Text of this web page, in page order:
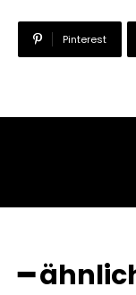
Pinterest
━